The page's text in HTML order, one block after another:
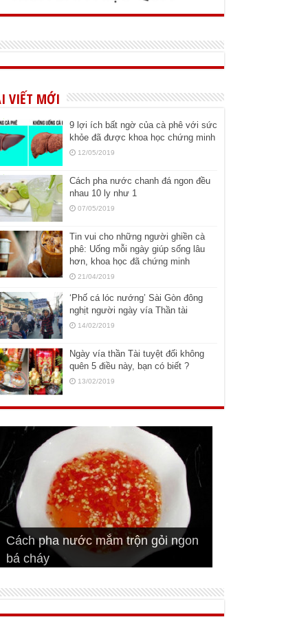
VIẾT MỚI
9 lợi ích bất ngờ của cà phê với sức
khỏe đã được khoa học chứng minh
12/05/2019
Cách pha nước chanh đá ngon đều
nhau 10 ly như 1
07/05/2019
Tin vui cho những người ghiền cà
phê: Uống mỗi ngày giúp sống lâu
hơn, khoa học đã chứng minh
21/04/2019
‘Phố cá lóc nướng’ Sài Gòn đông
nghịt người ngày vía Thần tài
14/02/2019
Ngày vía thần Tài tuyệt đối không
quên 5 điều này, bạn có biết ?
13/02/2019
Cách pha nước mắm trộn gỏi ngon
bá cháy
Bí quyết để chiên đậu hũ giòn ngon
Cách ướp sườn non nướng ngon
đúng vị
Cách ướp thịt heo chiên ngon mềm
Bật mí cách ướp sườn cơm tấm
ngon